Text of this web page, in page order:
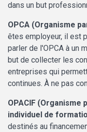
dans un but
OPCA (Organisme
êtes employeur, il est
parler de l'OPCA à un
but de collecter les
entreprises qui
continues. À ne pas
OPACIF (Organisme
individuel de
destinés au